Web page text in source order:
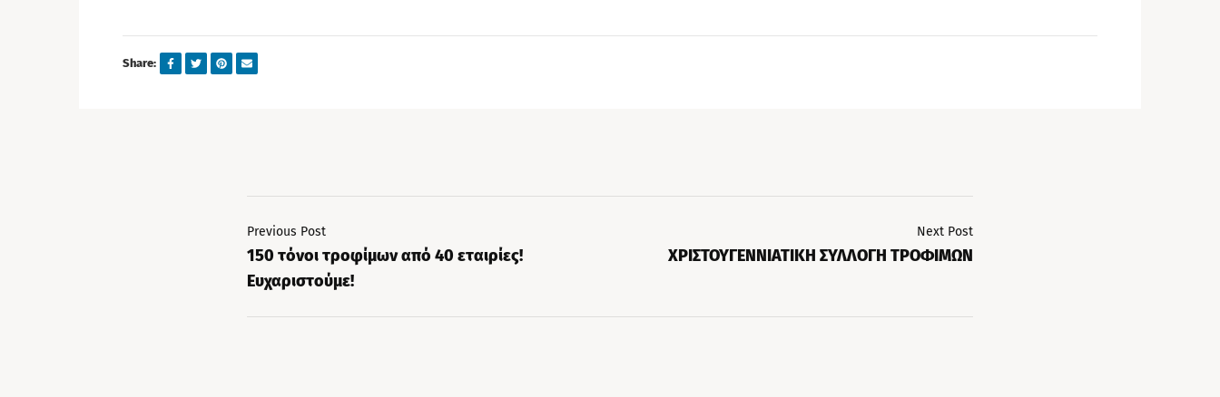
Share:
Previous Post
150 τόνοι τροφίμων από 40 εταιρίες!
Ευχαριστούμε!
Next Post
ΧΡΙΣΤΟΥΓΕΝΝΙΑΤΙΚΗ ΣΥΛΛΟΓΗ ΤΡΟΦΙΜΩΝ